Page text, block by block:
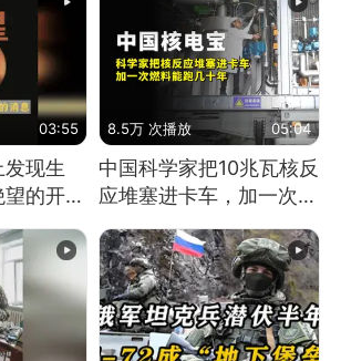
03:55
现生
望的开
8.5万 次播放 05:04
中国科学家把10兆瓦核反
应堆塞进卡车，加一次燃
料能跑几十年